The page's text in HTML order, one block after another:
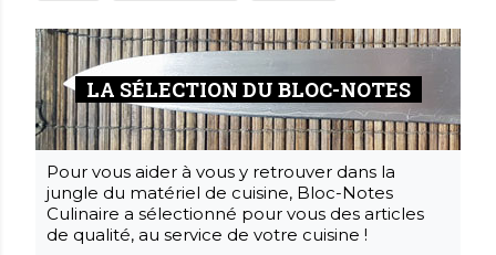
LA SÉLECTION DU BLOC-NOTES
Pour vous aider à vous y retrouver dans la
jungle du matériel de cuisine, Bloc-Notes
Culinaire a sélectionné pour vous des articles
de qualité, au service de votre cuisine !